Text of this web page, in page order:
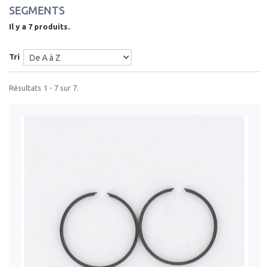
SEGMENTS
Il y a 7 produits.
Tri
Résultats 1 - 7 sur 7.